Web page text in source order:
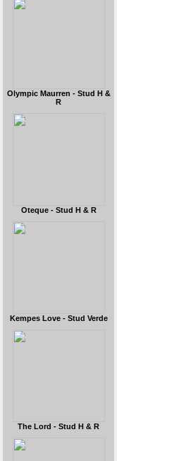
Olympic Maurren - Stud H &
R
Oteque - Stud H & R
Kempes Love - Stud Verde
The Lord - Stud H & R